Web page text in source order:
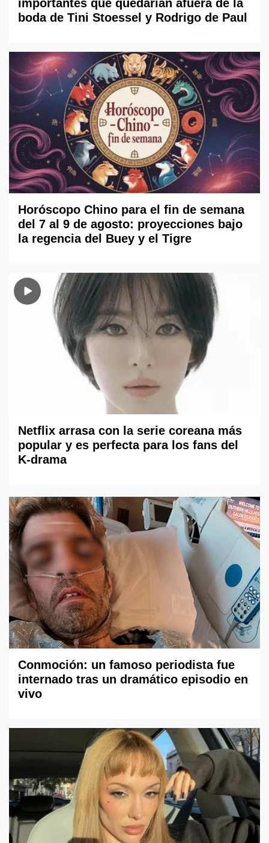
importantes que quedarían afuera de la
boda de Tini Stoessel y Rodrigo de Paul
Horóscopo Chino para el fin de semana
del 7 al 9 de agosto: proyecciones bajo
la regencia del Buey y el Tigre
Netflix arrasa con la serie coreana más
popular y es perfecta para los fans del
K-drama
Conmoción: un famoso periodista fue
internado tras un dramático episodio en
vivo